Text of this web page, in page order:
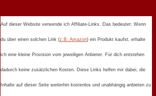
Auf dieser Website verwende ich Affiliate-Links. Das bedeutet: Wenn
du über einen solchen Link (z.B. Amazon) ein Produkt kaufst, erhalte
ich eine kleine Provision vom jeweiligen Anbieter. Für dich entstehen
dadurch keine zusätzlichen Kosten. Diese Links helfen mir dabei, die
Inhalte auf dieser Seite weiterhin kostenlos und unabhängig anbieten zu